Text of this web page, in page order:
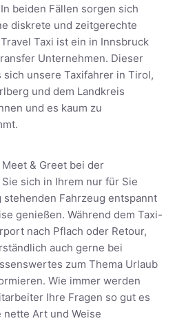
beiden Fällen sorgen sich
diskrete und zeitgerechte
Taxi ist ein in Innsbruck
Unternehmen. Dieser
sich unsere Taxifahrer in Tirol,
und dem Landkreis
und es kaum zu
& Greet bei der
sich in Ihrem nur für Sie
Fahrzeug entspannt
genießen. Während dem Taxi-
nach Pflach oder Retour,
auch gerne bei
zum Thema Urlaub
Wie immer werden
Ihre Fragen so gut es
Art und Weise